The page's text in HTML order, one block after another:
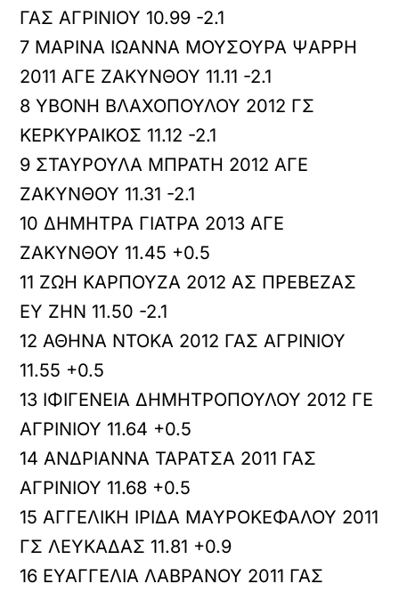
ΓΑΣ ΑΓΡΙΝΙΟΥ 10.99 -2.1
7 ΜΑΡΙΝΑ ΙΩΑΝΝΑ ΜΟΥΣΟΥΡΑ ΨΑΡΡΗ
2011 ΑΓΕ ΖΑΚΥΝΘΟΥ 11.11 -2.1
8 ΥΒΟΝΗ ΒΛΑΧΟΠΟΥΛΟΥ 2012 ΓΣ
ΚΕΡΚΥΡΑΙΚΟΣ 11.12 -2.1
9 ΣΤΑΥΡΟΥΛΑ ΜΠΡΑΤΗ 2012 ΑΓΕ
ΖΑΚΥΝΘΟΥ 11.31 -2.1
10 ΔΗΜΗΤΡΑ ΓΙΑΤΡΑ 2013 ΑΓΕ
ΖΑΚΥΝΘΟΥ 11.45 +0.5
11 ΖΩΗ ΚΑΡΠΟΥΖΑ 2012 ΑΣ ΠΡΕΒΕΖΑΣ
ΕΥ ΖΗΝ 11.50 -2.1
12 ΑΘΗΝΑ ΝΤΟΚΑ 2012 ΓΑΣ ΑΓΡΙΝΙΟΥ
11.55 +0.5
13 ΙΦΙΓΕΝΕΙΑ ΔΗΜΗΤΡΟΠΟΥΛΟΥ 2012 ΓΕ
ΑΓΡΙΝΙΟΥ 11.64 +0.5
14 ΑΝΔΡΙΑΝΝΑ ΤΑΡΑΤΣΑ 2011 ΓΑΣ
ΑΓΡΙΝΙΟΥ 11.68 +0.5
15 ΑΓΓΕΛΙΚΗ ΙΡΙΔΑ ΜΑΥΡΟΚΕΦΑΛΟΥ 2011
ΓΣ ΛΕΥΚΑΔΑΣ 11.81 +0.9
16 ΕΥΑΓΓΕΛΙΑ ΛΑΒΡΑΝΟΥ 2011 ΓΑΣ